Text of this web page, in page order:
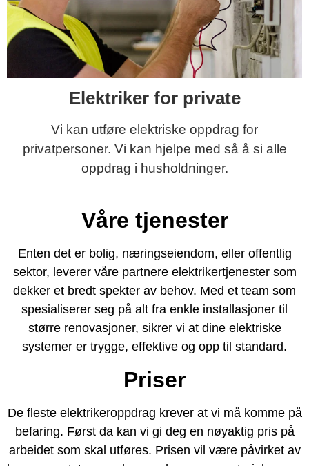
Elektriker for private
Vi kan utføre elektriske oppdrag for
privatpersoner. Vi kan hjelpe med så å si alle
oppdrag i husholdninger.
Våre tjenester
Enten det er bolig, næringseiendom, eller offentlig
sektor, leverer våre partnere elektrikertjenester som
dekker et bredt spekter av behov. Med et team som
spesialiserer seg på alt fra enkle installasjoner til
større renovasjoner, sikrer vi at dine elektriske
systemer er trygge, effektive og opp til standard.
Priser
De fleste elektrikeroppdrag krever at vi må komme på
befaring. Først da kan vi gi deg en nøyaktig pris på
arbeidet som skal utføres. Prisen vil være påvirket av